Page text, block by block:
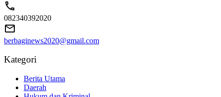
082340392020
berbaginews2020@gmail.com
Kategori
Berita Utama
Daerah